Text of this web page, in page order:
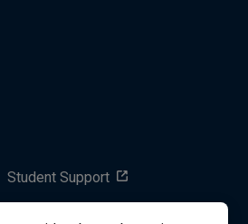
Student Support